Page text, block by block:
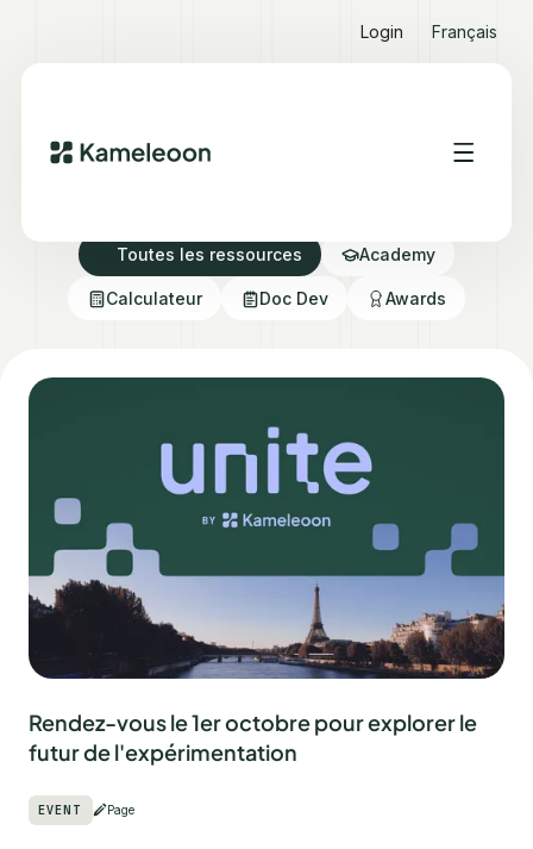
Login Français
Ressources Hub
Toutes les ressources Academy
Calculateur Doc Dev Awards
How PBX 2.0 agents are changing testing
LIRE L'ARTICLE